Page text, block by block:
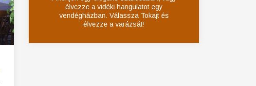
élvezze a vidéki hangulatot egy
vendégházban. Válassza Tokajt és
élvezze a varázsát!